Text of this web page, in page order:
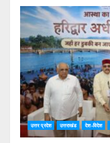
उत्तर प्रदेश उत्तराखंड देश-विदेश